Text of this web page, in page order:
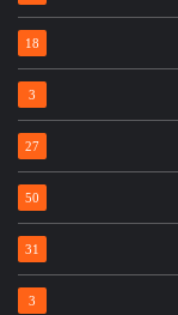
18
3
27
50
31
3